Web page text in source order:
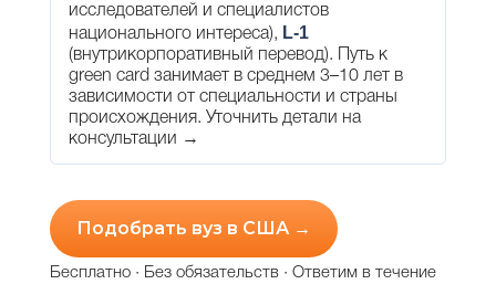
исследователей и специалистов
национального интереса), L-1
(внутрикорпоративный перевод). Путь к
green card занимает в среднем 3–10 лет в
зависимости от специальности и страны
происхождения. Уточнить детали на
консультации →
Подобрать вуз в США →
Бесплатно · Без обязательств · Ответим в течение